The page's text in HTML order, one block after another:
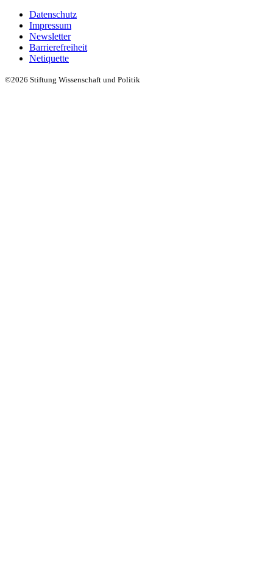
Datenschutz
Impressum
Newsletter
Barrierefreiheit
Netiquette
©2026 Stiftung Wissenschaft und Politik